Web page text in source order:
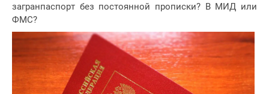
загранпаспорт без постоянной прописки? В МИД или
ФМС?